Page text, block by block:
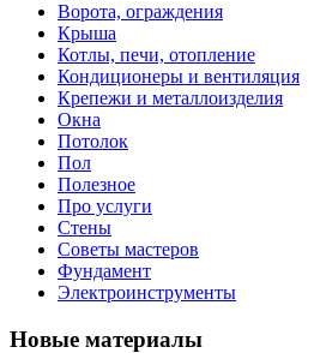
Ворота, ограждения
Крыша
Котлы, печи, отопление
Кондиционеры и вентиляция
Крепежи и металлоизделия
Окна
Потолок
Пол
Полезное
Про услуги
Стены
Советы мастеров
Фундамент
Электроинструменты
Новые материалы